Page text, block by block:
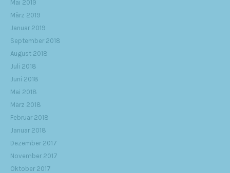
Mai 2019
März 2019
Januar 2019
September 2018
August 2018
Juli 2018
Juni 2018
Mai 2018
März 2018
Februar 2018
Januar 2018
Dezember 2017
November 2017
Oktober 2017